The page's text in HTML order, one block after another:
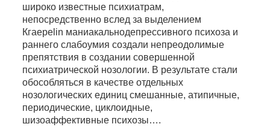
широко известные психиатрам,
непосредственно вслед за выделением
Кгаеpelin маниакальнодепрессивного психоза и
раннего слабоумия создали непреодолимые
препятствия в создании совершенной
психиатрической нозологии. В результате стали
обособляться в качестве отдельных
нозологических единиц смешанные, атипичные,
периодические, циклоидные,
шизоаффективные психозы….